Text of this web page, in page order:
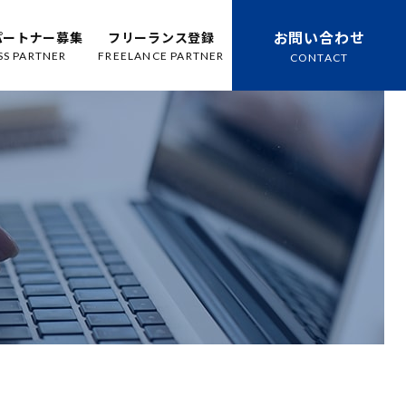
トナー募集
PARTNER
フリーランス登録
FREELANCE PARTNER
お問い合わせ
CONTACT